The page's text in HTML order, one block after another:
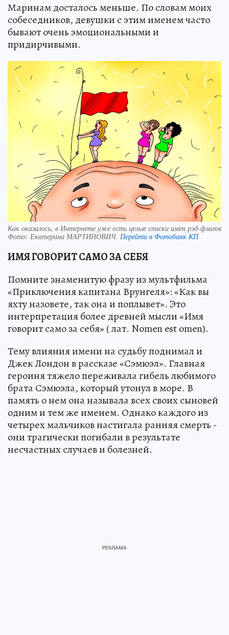
Маринам досталось меньше. По словам моих
собеседников, девушки с этим именем часто
бывают очень эмоциональными и
придирчивыми.
Как оказалось, в Интернете уже есть целые списки имен рэд-флагов
Фото: Екатерина МАРТИНОВИЧ. Перейти в Фотобанк КП
ИМЯ ГОВОРИТ САМО ЗА СЕБЯ
Помните знаменитую фразу из мультфильма
«Приключения капитана Врунгеля»: «Как вы
яхту назовете, так она и поплывет». Это
интерпретация более древней мысли «Имя
говорит само за себя» ( лат. Nomen est omen).
Тему влияния имени на судьбу поднимал и
Джек Лондон в рассказе «Сэмюэл». Главная
героиня тяжело переживала гибель любимого
брата Сэмюэла, который утонул в море. В
память о нем она называла всех своих сыновей
одним и тем же именем. Однако каждого из
четырех мальчиков настигала ранняя смерть -
они трагически погибали в результате
несчастных случаев и болезней.